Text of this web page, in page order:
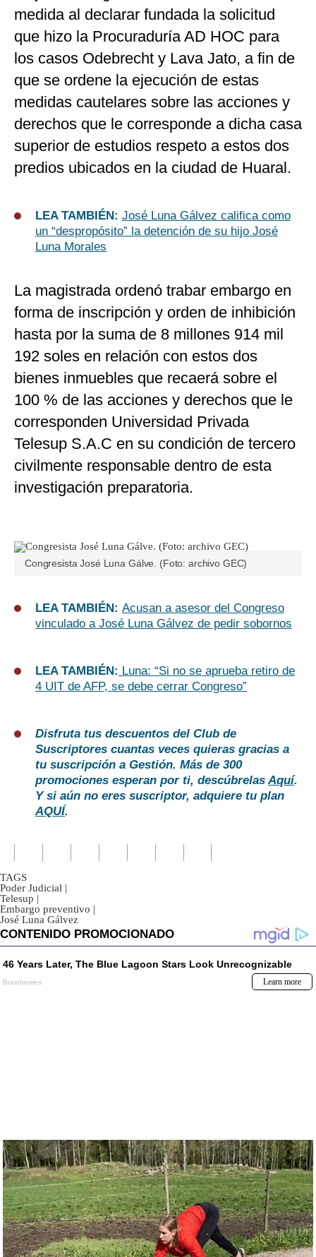
medida al declarar fundada la solicitud
que hizo la Procuraduría AD HOC para
los casos Odebrecht y Lava Jato, a fin de
que se ordene la ejecución de estas
medidas cautelares sobre las acciones y
derechos que le corresponde a dicha casa
superior de estudios respeto a estos dos
predios ubicados en la ciudad de Huaral.
LEA TAMBIÉN: José Luna Gálvez califica como
un “despropósito” la detención de su hijo José
Luna Morales
La magistrada ordenó trabar embargo en
forma de inscripción y orden de inhibición
hasta por la suma de 8 millones 914 mil
192 soles en relación con estos dos
bienes inmuebles que recaerá sobre el
100 % de las acciones y derechos que le
corresponden Universidad Privada
Telesup S.A.C en su condición de tercero
civilmente responsable dentro de esta
investigación preparatoria.
Congresista José Luna Gálve. (Foto: archivo GEC)
LEA TAMBIÉN: Acusan a asesor del Congreso
vinculado a José Luna Gálvez de pedir sobornos
LEA TAMBIÉN: Luna: “Si no se aprueba retiro de
4 UIT de AFP, se debe cerrar Congreso”
Disfruta tus descuentos del Club de
Suscriptores cuantas veces quieras gracias a
tu suscripción a Gestión. Más de 300
promociones esperan por ti, descúbrelasAquí.
Y si aún no eres suscriptor, adquiere tu plan
AQUÍ.
TAGS
Poder Judicial |
Telesup |
Embargo preventivo |
José Luna Gálvez